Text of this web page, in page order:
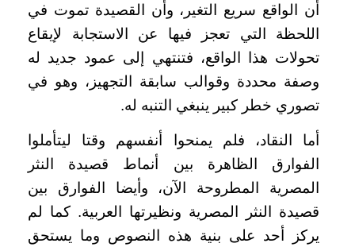
أن الواقع سريع التغير، وأن القصيدة تموت في
اللحظة التي تعجز فيها عن الاستجابة لإيقاع
تحولات هذا الواقع، فتنتهي إلى عمود جديد له
وصفة محددة وقوالب سابقة التجهيز، وهو في
تصوري خطر كبير ينبغي التنبه له.
أما النقاد، فلم يمنحوا أنفسهم وقتا ليتأملوا
الفوارق الظاهرة بين أنماط قصيدة النثر
المصرية المطروحة الآن، وأيضا الفوارق بين
قصيدة النثر المصرية ونظيرتها العربية. كما لم
يركز أحد على بنية هذه النصوص وما يستحق